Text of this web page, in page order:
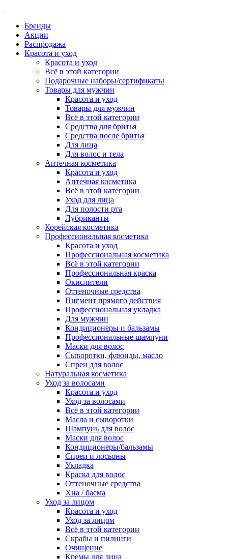
Бренды
Акции
Распродажа
Красота и уход
Красота и уход
Всё в этой категории
Подарочные наборы/сертификаты
Товары для мужчин
Красота и уход
Товары для мужчин
Всё в этой категории
Средства для бритья
Средства после бритья
Для лица
Для волос и тела
Аптечная косметика
Красота и уход
Аптечная косметика
Всё в этой категории
Уход для лица
Для полости рта
Лубриканты
Корейская косметика
Профессиональная косметика
Красота и уход
Профессиональная косметика
Всё в этой категории
Профессиональная краска
Окислители
Оттеночные средства
Пигмент прямого действия
Профессиональная укладка
Для мужчин
Кондиционеры и бальзамы
Профессиональные шампуни
Маски для волос
Сыворотки, флюиды, масло
Спреи для волос
Натуральная косметика
Уход за волосами
Красота и уход
Уход за волосами
Всё в этой категории
Масла и сыворотки
Шампунь для волос
Маски для волос
Кондиционеры/бальзамы
Спреи и лосьоны
Укладка
Краска для волос
Оттеночные средства
Хна / басма
Уход за лицом
Красота и уход
Уход за лицом
Всё в этой категории
Скрабы и пилинги
Очищение
Кремы для лица